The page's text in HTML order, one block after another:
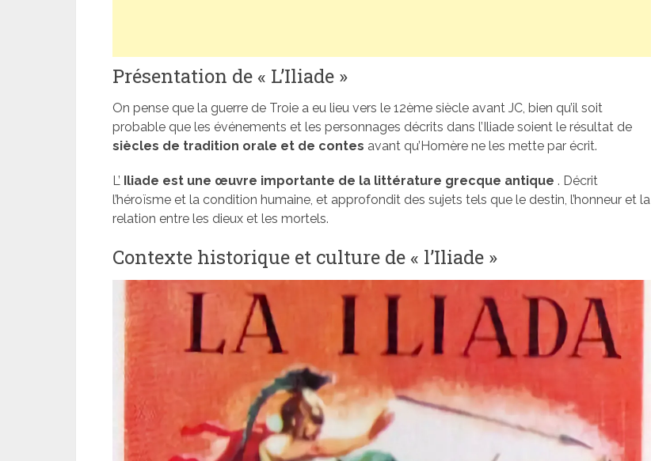
Présentation de « L’Iliade »
On pense que la guerre de Troie a eu lieu vers le 12ème siècle avant JC, bien qu’il soit
probable que les événements et les personnages décrits dans l’Iliade soient le résultat de
siècles de tradition orale et de contes avant qu’Homère ne les mette par écrit.
L’ Iliade est une œuvre importante de la littérature grecque antique . Décrit
l’héroïsme et la condition humaine, et approfondit des sujets tels que le destin, l’honneur et la
relation entre les dieux et les mortels.
Contexte historique et culture de « l’Iliade »